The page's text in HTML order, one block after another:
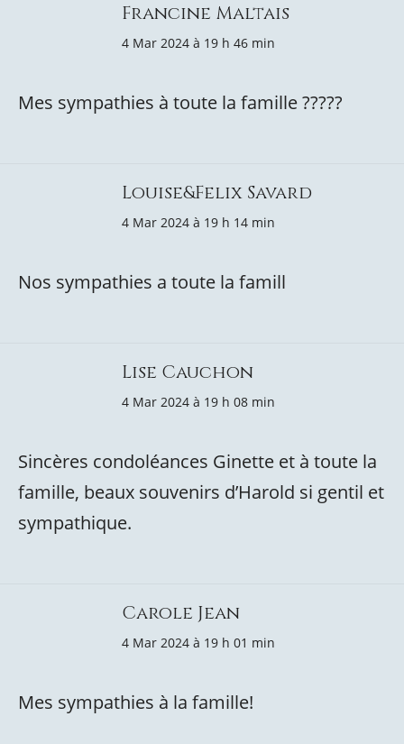
Francine Maltais
4 Mar 2024 à 19 h 46 min
Mes sympathies à toute la famille ?????
Louise&Felix Savard
4 Mar 2024 à 19 h 14 min
Nos sympathies a toute la famill
Lise Cauchon
4 Mar 2024 à 19 h 08 min
Sincères condoléances Ginette et à toute la
famille, beaux souvenirs d’Harold si gentil et
sympathique.
Carole Jean
4 Mar 2024 à 19 h 01 min
Mes sympathies à la famille!